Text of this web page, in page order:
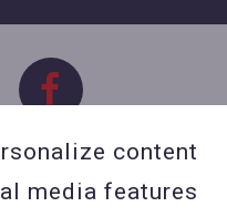
content
media features